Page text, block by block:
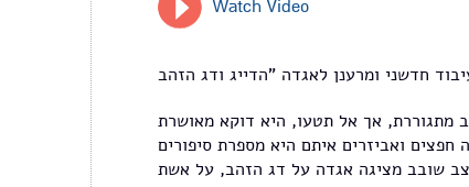
Watch Video
שובב מציגה אגדה על דג הזהב, על אשת